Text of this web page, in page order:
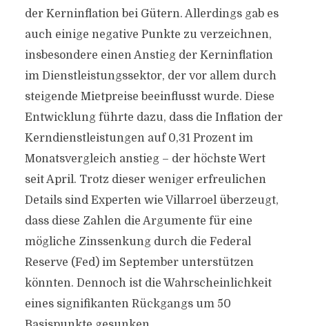
der Kerninflation bei Gütern. Allerdings gab es
auch einige negative Punkte zu verzeichnen,
insbesondere einen Anstieg der Kerninflation
im Dienstleistungssektor, der vor allem durch
steigende Mietpreise beeinflusst wurde. Diese
Entwicklung führte dazu, dass die Inflation der
Kerndienstleistungen auf 0,31 Prozent im
Monatsvergleich anstieg – der höchste Wert
seit April. Trotz dieser weniger erfreulichen
Details sind Experten wie Villarroel überzeugt,
dass diese Zahlen die Argumente für eine
mögliche Zinssenkung durch die Federal
Reserve (Fed) im September unterstützen
könnten. Dennoch ist die Wahrscheinlichkeit
eines signifikanten Rückgangs um 50